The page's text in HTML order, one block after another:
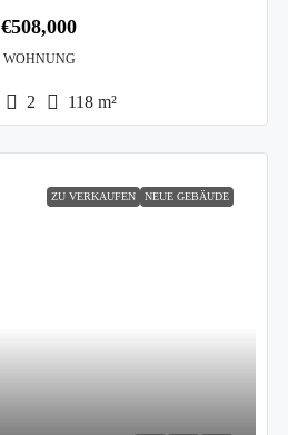
€508,000
WOHNUNG
2 118 m²
ZU VERKAUFEN NEUE GEBÄUDE